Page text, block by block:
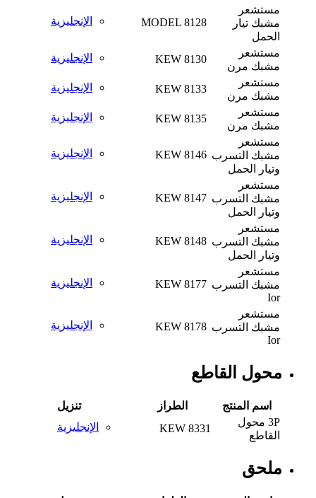
مستشعر
مشبك تيار
الحمل
MODEL 8128 الإنجليزية
مستشعر
مشبك مرن
KEW 8130 الإنجليزية
مستشعر
مشبك مرن
KEW 8133 الإنجليزية
مستشعر
مشبك مرن
KEW 8135 الإنجليزية
مستشعر
مشبك التسرب
وتيار الحمل
KEW 8146 الإنجليزية
مستشعر
مشبك التسرب
وتيار الحمل
KEW 8147 الإنجليزية
مستشعر
مشبك التسرب
وتيار الحمل
KEW 8148 الإنجليزية
مستشعر
مشبك التسرب
Ior
KEW 8177 الإنجليزية
مستشعر
مشبك التسرب
Ior
KEW 8178 الإنجليزية
محول القاطع
اسم المنتج الطراز
تنزيل
3P محول
القاطع
KEW 8331 الإنجليزية
ملحق